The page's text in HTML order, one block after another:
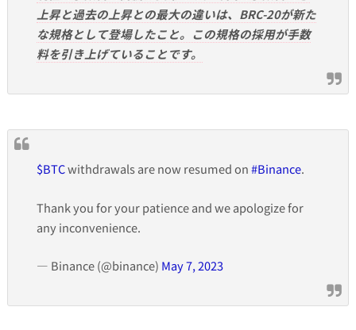
上昇と過去の上昇との最大の違いは、BRC-20が新た
な規格として登場したこと。この規格の採用が手数
料を引き上げていることです。
$BTCwithdrawals are now resumed on#Binance.
Thank you for your patience and we apologize for
any inconvenience.
— Binance (@binance) May 7, 2023